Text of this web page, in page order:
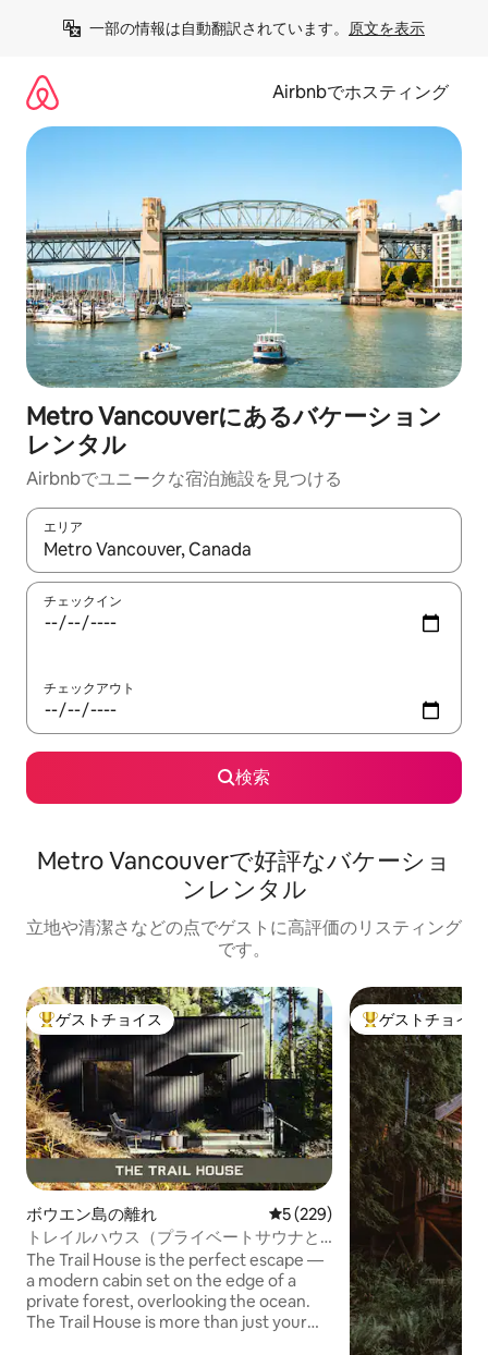
一部の情報は自動翻訳されています。 原文を表示
Airbnbでホスティング
Metro Vancouverにあるバケーション
レンタル
Airbnbでユニークな宿泊施設を見つける
エリア
検索結果が表示されたら、上下の矢印キーを使って移動するか
チェックイン
チェックアウト
検索
Metro Vancouverで好評なバケーショ
ンレンタル
立地や清潔さなどの点でゲストに高評価のリスティング
です。
大好評のゲストチョイスです。
ゲストチョイス
ボウエン島の離れ レビュー229件、5つ星中5つ
5 (229)
トレイルハウス（プライベートサウナと
レインシャワー）
The Trail House is the perfect escape —
a modern cabin set on the edge of a
private forest, overlooking the ocean.
The Trail House is more than just your
大好評のゲスト
ゲストチョイス